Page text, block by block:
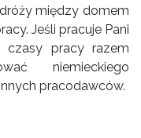
między domem
Jeśli pracuje Pani
czasy pracy razem
niemieckiego
pracodawców.